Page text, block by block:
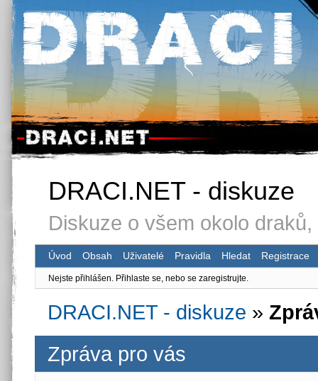
DRACI.NET - diskuze
Diskuze o všem okolo
Úvod Obsah Uživatelé Pravidla Hledat Registrace
Nejste přihlášen. Přihlaste se, nebo se zaregistrujte.
DRACI.NET - diskuze »
Zpráva pro vás